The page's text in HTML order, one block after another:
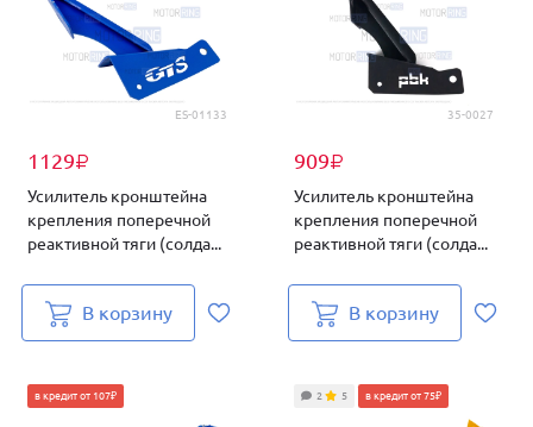
ES-01133
1129₽
Усилитель кронштейна
крепления поперечной
реактивной тяги (солда...
В корзину
35-0027
909₽
Усилитель кронштейна
крепления поперечной
реактивной тяги (солда...
В корзину
в кредит от 107₽ 2 5 в кредит от 75₽